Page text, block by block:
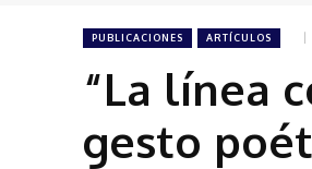
PUBLICACIONES ARTÍCULOS
“La línea
gesto